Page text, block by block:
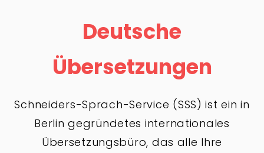
Deutsche
Übersetzungen
Schneiders-Sprach-Service (SSS) ist ein in
Berlin gegründetes internationales
Übersetzungsbüro, das alle Ihre